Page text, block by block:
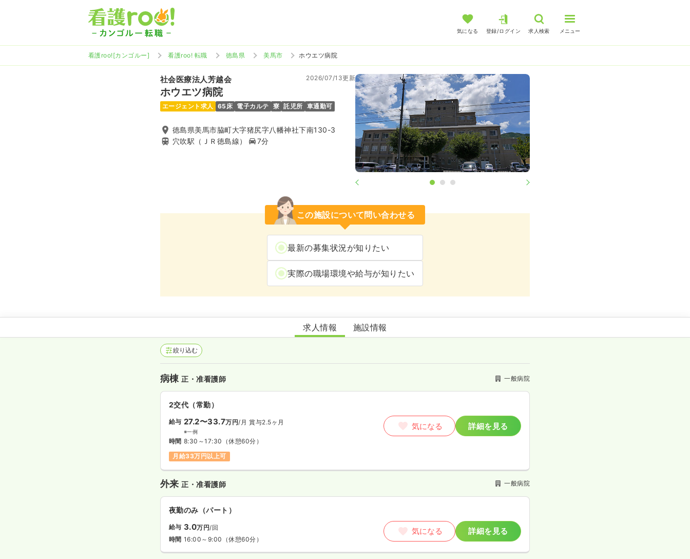
気になる 登録/ログイン 求人検索 メニュー
看護roo![カンゴルー] 看護roo! 転職 徳島県 美馬市 ホウエツ病院
社会医療法人芳越会
ホウエツ病院
2026/07/13更新
エージェント求人 65床 電子カルテ 寮 託児所 車通勤可
徳島県美馬市脇町大字猪尻字八幡神社下南130-3
穴吹駅（ＪＲ徳島線）
7分
この施設について問い合わせる
最新の募集状況が知りたい
実際の職場環境や給与が知りたい
ホウエツ病院
求人情報 施設情報
絞り込む
病棟正・准看護師 一般病院
2交代（常勤）
給与 27.2〜33.7万円/月 賞与2.5ヶ月
※一例
時間 8:30～17:30 （休憩60分）
月給33万円以上可
気になる 詳細を見る
外来正・准看護師 一般病院
夜勤のみ（パート）
給与 3.0万円/回
時間 16:00～9:00 （休憩60分）
気になる 詳細を見る